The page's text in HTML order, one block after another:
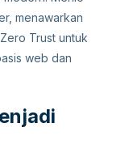
menawarkan
Trust untuk
web dan